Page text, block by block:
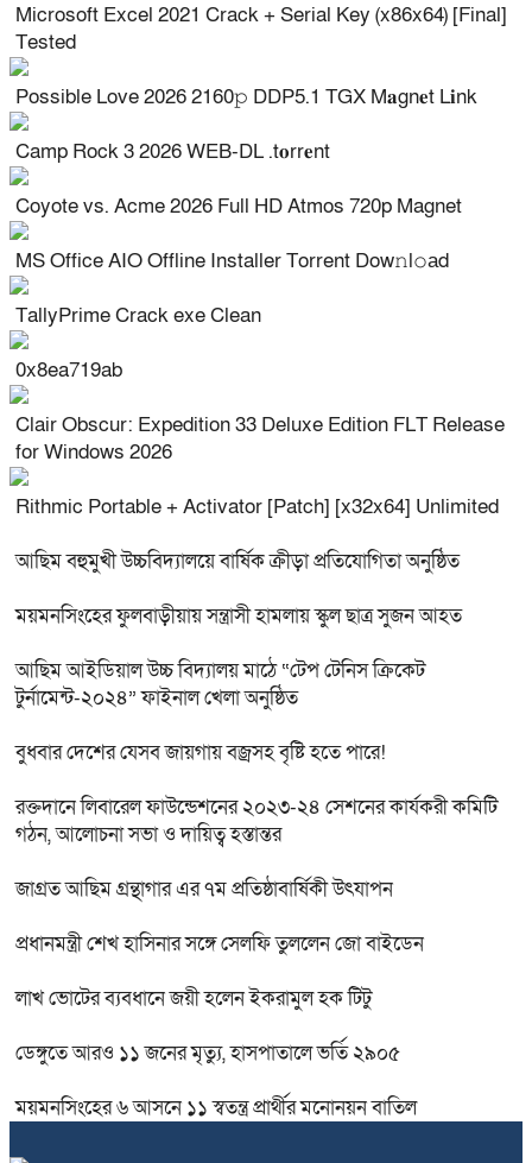
Microsoft Excel 2021 Crack + Serial Key (x86x64) [Final]
Tested
Possible Love 2026 2160𝚙 DDP5.1 TGX M𝐚gn𝐞t L𝐢nk
Camp Rock 3 2026 WEB-DL .t𝐨rr𝐞nt
Coyote vs. Acme 2026 Full HD Atmos 720p Magnet
MS Office AIO Offline Installer Torrent Dow𝚗l𝚘аd
TallyPrime Crack exe Clean
0x8ea719ab
Clair Obscur: Expedition 33 Deluxe Edition FLT Release
for Windows 2026
Rithmic Portable + Activator [Patch] [x32x64] Unlimited
আছিম বহুমুখী উচ্চবিদ্যালয়ে বার্ষিক ক্রীড়া প্রতিযোগিতা অনুষ্ঠিত
ময়মনসিংহের ফুলবাড়ীয়ায় সন্ত্রাসী হামলায় স্কুল ছাত্র সুজন আহত
আছিম আইডিয়াল উচ্চ বিদ্যালয় মাঠে “টেপ টেনিস ক্রিকেট
টুর্নামেন্ট-২০২৪” ফাইনাল খেলা অনুষ্ঠিত
বুধবার দেশের যেসব জায়গায় বজ্রসহ বৃষ্টি হতে পারে!
রক্তদানে লিবারেল ফাউন্ডেশনের ২০২৩-২৪ সেশনের কার্যকরী কমিটি
গঠন, আলোচনা সভা ও দায়িত্ব হস্তান্তর
জাগ্রত আছিম গ্রন্থাগার এর ৭ম প্রতিষ্ঠাবার্ষিকী উৎযাপন
প্রধানমন্ত্রী শেখ হাসিনার সঙ্গে সেলফি তুললেন জো বাইডেন
লাখ ভোটের ব্যবধানে জয়ী হলেন ইকরামুল হক টিটু
ডেঙ্গুতে আরও ১১ জনের মৃত্যু, হাসপাতালে ভর্তি ২৯০৫
ময়মনসিংহের ৬ আসনে ১১ স্বতন্ত্র প্রার্থীর মনোনয়ন বাতিল